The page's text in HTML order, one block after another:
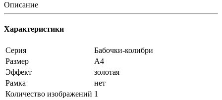
Описание
Характеристики
Серия
Бабочки-колибри
Размер
А4
Эффект
золотая
Рамка
нет
Количество изображений 1